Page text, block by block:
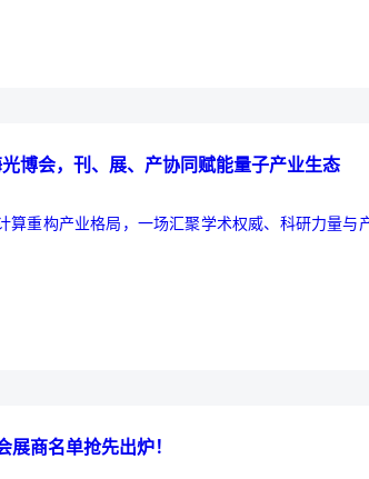
博会，刊、展、产协同赋能量子产业生态
算重构产业格局，一场汇聚学术权威、科研力量与
展商名单抢先出炉！